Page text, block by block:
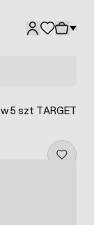
5 szt TARGET